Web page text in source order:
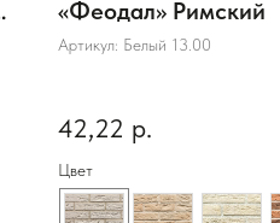
«Феодал» Римский
Артикул: Белый 13.00
42,22 р.
Цвет